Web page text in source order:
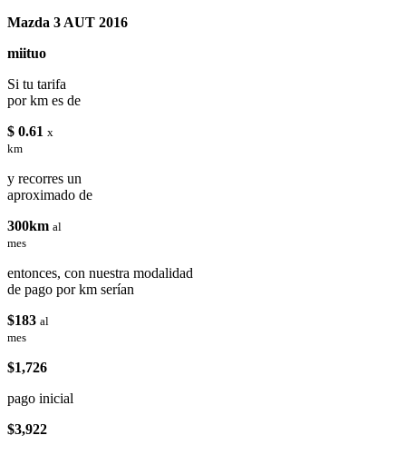
Mazda 3 AUT 2016
miituo
Si tu tarifa
por km es de
$ 0.61 x
km
y recorres un
aproximado de
300km al
mes
entonces, con nuestra modalidad
de pago por km serían
$183 al
mes
$1,726
pago inicial
$3,922